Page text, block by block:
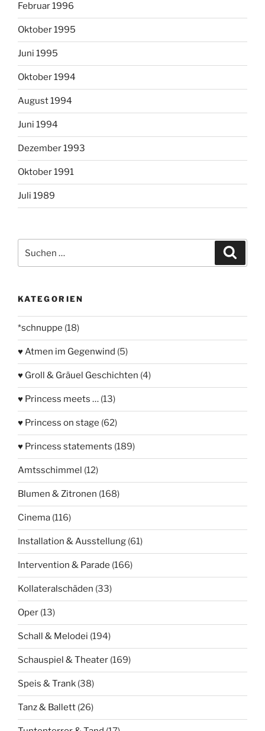
Februar 1996
Oktober 1995
Juni 1995
Oktober 1994
August 1994
Juni 1994
Dezember 1993
Oktober 1991
Juli 1989
nach:
KATEGORIEN
*schnuppe (18)
♥ Atmen im Gegenwind (5)
♥ Groll & Gräuel Geschichten (4)
♥ Princess meets … (13)
♥ Princess on stage (62)
♥ Princess statements (189)
Amtsschimmel (12)
Blumen & Zitronen (168)
Cinema (116)
Installation & Ausstellung (61)
Intervention & Parade (166)
Kollateralschäden (33)
Oper (13)
Schall & Melodei (194)
Schauspiel & Theater (169)
Speis & Trank (38)
Tanz & Ballett (26)